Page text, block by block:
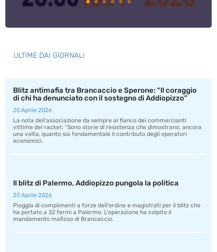
ULTIME DAI GIORNALI
Blitz antimafia tra Brancaccio e Sperone: “Il coraggio
di chi ha denunciato con il sostegno di Addiopizzo”
20 Aprile 2026
La nota dell’associazione da sempre al fianco dei commercianti
vittime del racket: “Sono storie di resistenza che dimostrano, ancora
una volta, quanto sia fondamentale il contributo degli operatori
economici.
Il blitz di Palermo, Addiopizzo pungola la politica
20 Aprile 2026
Pioggia di complimenti a forze dell’ordine e magistrati per il blitz che
ha portato a 32 fermi a Palermo. L’operazione ha colpito il
mandamento mafioso di Brancaccio.